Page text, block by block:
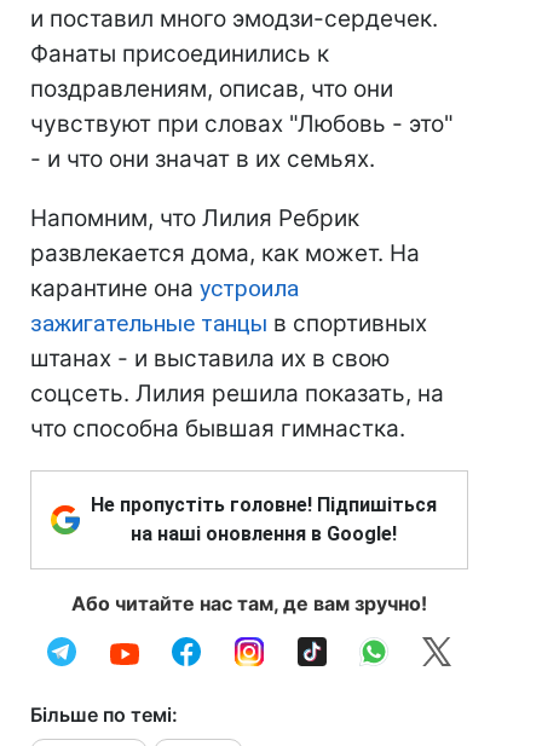
и поставил много эмодзи-сердечек.
Фанаты присоединились к
поздравлениям, описав, что они
чувствуют при словах "Любовь - это"
- и что они значат в их семьях.
Напомним, что Лилия Ребрик
развлекается дома, как может. На
карантине она устроила
зажигательные танцы в спортивных
штанах - и выставила их в свою
соцсеть. Лилия решила показать, на
что способна бывшая гимнастка.
Не пропустіть головне! Підпишіться
на наші оновлення в Google!
Або читайте нас там, де вам зручно!
Більше по темі: